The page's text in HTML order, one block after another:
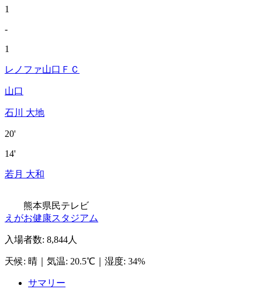
1
-
1
レノファ山口ＦＣ
山口
石川 大地
20'
14'
若月 大和
熊本県民テレビ
えがお健康スタジアム
入場者数: 8,844人
天候: 晴 気温: 20.5℃ 湿度: 34%
サマリー